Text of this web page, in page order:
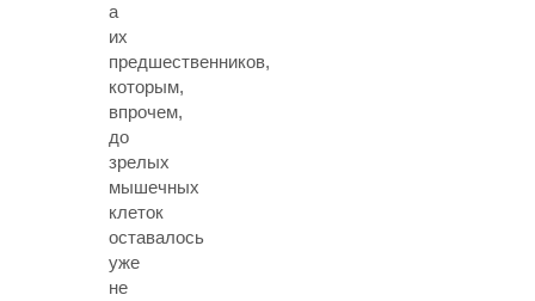
а
их
предшественников,
которым,
впрочем,
до
зрелых
мышечных
клеток
оставалось
уже
не